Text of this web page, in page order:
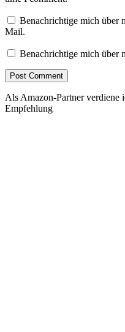
Benachrichtige mich über
Mail.
Benachrichtige mich über
Als Amazon-Partner verdiene
Empfehlung